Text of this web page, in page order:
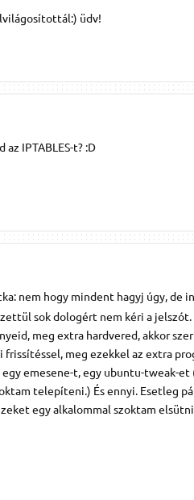
üdv!
IPTABLES-t? :D
nem hogy mindent hagyj úgy, de
sok dologért nem kéri a
meg extra hardvered, akkor
meg ezekkel az extra
emesene-t, egy ubuntu-tweak-
telepíteni.) És ennyi. Esetleg
egy alkalommal szoktam